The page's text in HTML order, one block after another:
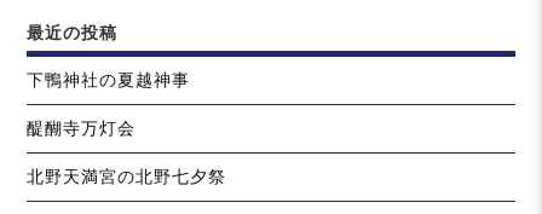
最近の投稿
下鴨神社の夏越神事
醍醐寺万灯会
北野天満宮の北野七夕祭